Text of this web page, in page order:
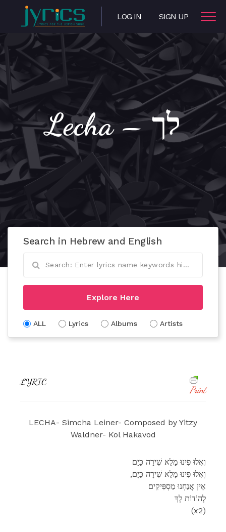
LOG IN SIGN UP
Lecha – לך
Search in Hebrew and English
Explore Here
ALL Lyrics Albums Artists
LYRIC
Print
LECHA- Simcha Leiner- Composed by Yitzy
Waldner- Kol Hakavod
וְאִלוּ פִינוּ מָלֵא שִׁירָה כַּיָם
,וְאִלוּ פִינוּ מָלֵא שִׁירָה כַּיָם
אֵין אֲנַחְנוּ מַסְפִּיקִים
לְהוֹדוֹת לְךָ
(x2)